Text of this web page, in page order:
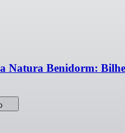
Natura Benidorm: